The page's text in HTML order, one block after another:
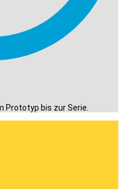
Prototyp bis zur Serie.